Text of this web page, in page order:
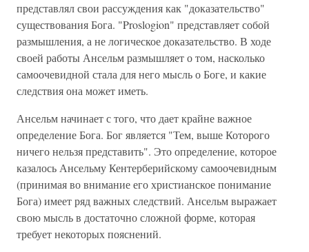
представлял свои рассуждения как "доказательство"
существования Бога. "Proslogion" представляет собой
размышления, а не логическое доказательство. В ходе
своей работы Ансельм размышляет о том, насколько
самоочевидной стала для него мысль о Боге, и какие
следствия она может иметь.
Ансельм начинает с того, что дает крайне важное
определение Бога. Бог является "Тем, выше Которого
ничего нельзя представить". Это определение, которое
казалось Ансельму Кентерберийскому самоочевидным
(принимая во внимание его христианское понимание
Бога) имеет ряд важных следствий. Ансельм выражает
свою мысль в достаточно сложной форме, которая
требует некоторых пояснений.